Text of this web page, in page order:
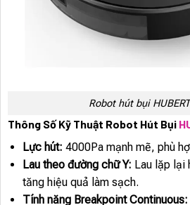
Robot hút bụi
Thông Số Kỹ Thuật Robot Hút Bụi
Lực hút: 4000Pa mạnh mẽ, phù
Lau theo đường chữ Y: Lau lặp lại
tăng hiệu quả làm sạch.
Tính năng Breakpoint Continuous: